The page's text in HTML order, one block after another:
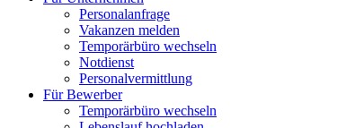
Personalanfrage
Vakanzen melden
Temporärbüro wechseln
Notdienst
Personalvermittlung
Für Bewerber
Temporärbüro wechseln